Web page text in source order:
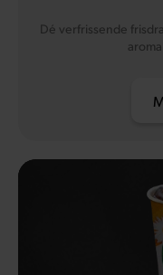
Dé verfrissende